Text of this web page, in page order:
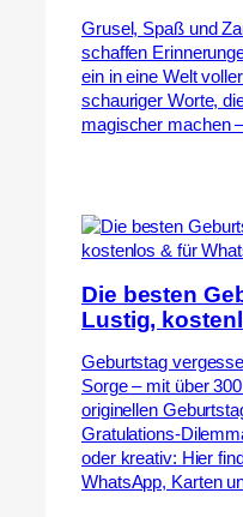
Grusel, Spaß und
schaffen
ein in eine Welt
schauriger Worte,
magischer machen
Die besten
Lustig,
Geburtstag
Sorge – mit über
originellen
Gratulations-
oder kreativ: Hier
WhatsApp, Karten